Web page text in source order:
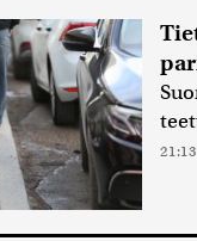
21:13